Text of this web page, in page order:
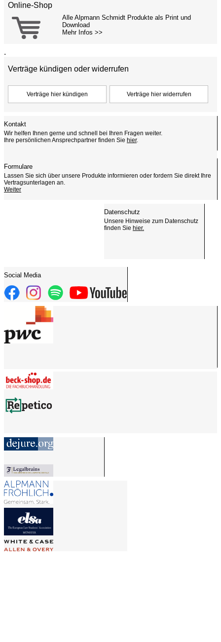
Online-Shop
Alle Alpmann Schmidt Produkte als Print und
Download
Mehr Infos >>
.
Verträge kündigen oder widerrufen
Kontakt
Wir helfen Ihnen gerne und schnell bei Ihren Fragen weiter.
Ihre persönlichen Ansprechpartner finden Sie hier.
Formulare
Lassen Sie sich über unsere Produkte informieren oder fordern Sie direkt Ihre
Vertragsunterlagen an.
Weiter
Datenschutz
Unsere Hinweise zum Datenschutz
finden Sie hier.
Social Media